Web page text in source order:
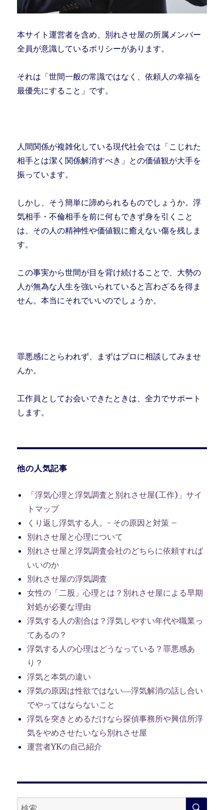
本サイト運営者を含め、別れさせ屋の所属メンバー
全員が意識しているポリシーがあります。
それは「世間一般の常識ではなく、依頼人の幸福を
最優先にすること」です。
人間関係が複雑化している現代社会では「こじれた
相手とは潔く関係解消すべき」との価値観が大手を
振っています。
しかし、そう簡単に諦められるものでしょうか。浮
気相手・不倫相手を前に何もできず身を引くこと
は、その人の精神性や価値観に癒えない傷を残しま
す。
この事実から世間が目を背け続けることで、大勢の
人が無為な人生を強いられていると言わざるを得ま
せん。本当にそれでいいのでしょうか。
罪悪感にとらわれず、まずはプロに相談してみませ
んか。
工作員としてお会いできたときは、全力でサポート
します。
他の人気記事
「浮気心理と浮気調査と別れさせ屋(工作)」サイ
トマップ
くり返し浮気する人。- その原因と対策 –
別れさせ屋と心理について
別れさせ屋と浮気調査会社のどちらに依頼すれば
いいのか
別れさせ屋の浮気調査
女性の「二股」心理とは？別れさせ屋による早期
対処が必要な理由
浮気する人の割合は？浮気しやすい年代や職業っ
てあるの？
浮気する人の心理はどうなっている？罪悪感あ
り？
浮気と本気の違い
浮気の原因は性欲ではない―浮気解消の話し合い
でやってはならないこと
浮気を突きとめるだけなら探偵事務所や興信所浮
気をやめさせたいなら別れさせ屋
運営者YKの自己紹介
検
検